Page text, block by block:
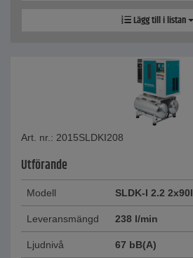
Lägg till i listan
Art. nr.: 2015SLDKI208
Utförande
Modell SLDK-I 2.2 2x90l
Leveransmängd 238 l/min
Ljudnivå 67 bB(A)